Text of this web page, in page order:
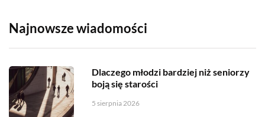
Najnowsze wiadomości
Dlaczego młodzi bardziej niż seniorzy
boją się starości
5 sierpnia 2026